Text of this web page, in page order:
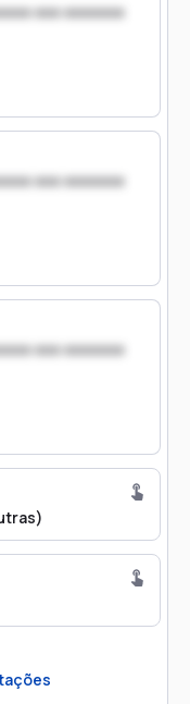
xxx xxxxxxx
xxx xxxxxxx
xxx xxxxxxx